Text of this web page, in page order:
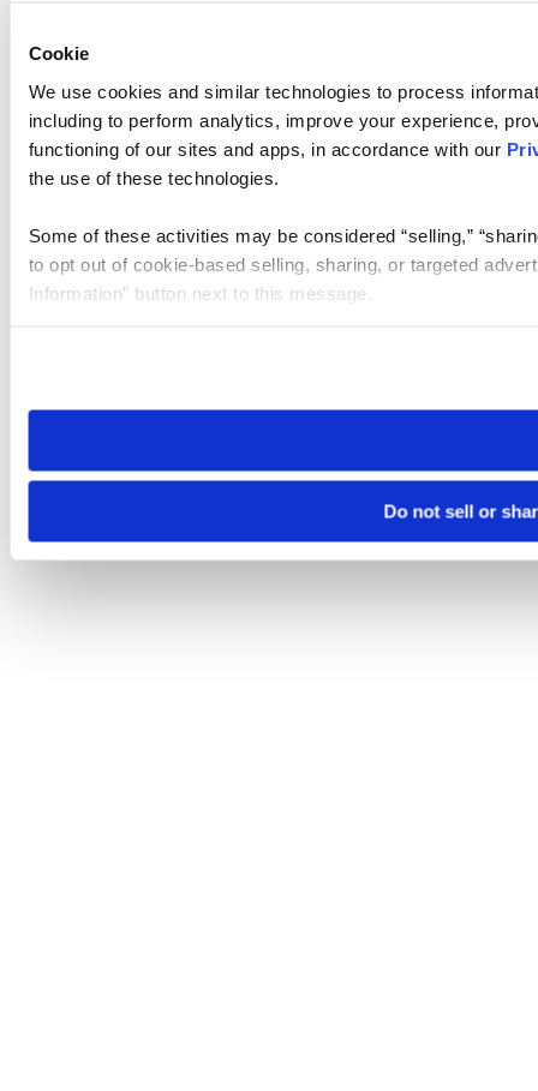
Cookie
We use cookies and similar technologies to process
including to perform analytics, improve your experience,
functioning of our sites and apps, in accordance with our
the use of these technologies.
Some of these activities may be considered “selling,”
to opt out of cookie-based selling, sharing, or targeted
Information” button next to this message.
need to be set again.
Do not sell or